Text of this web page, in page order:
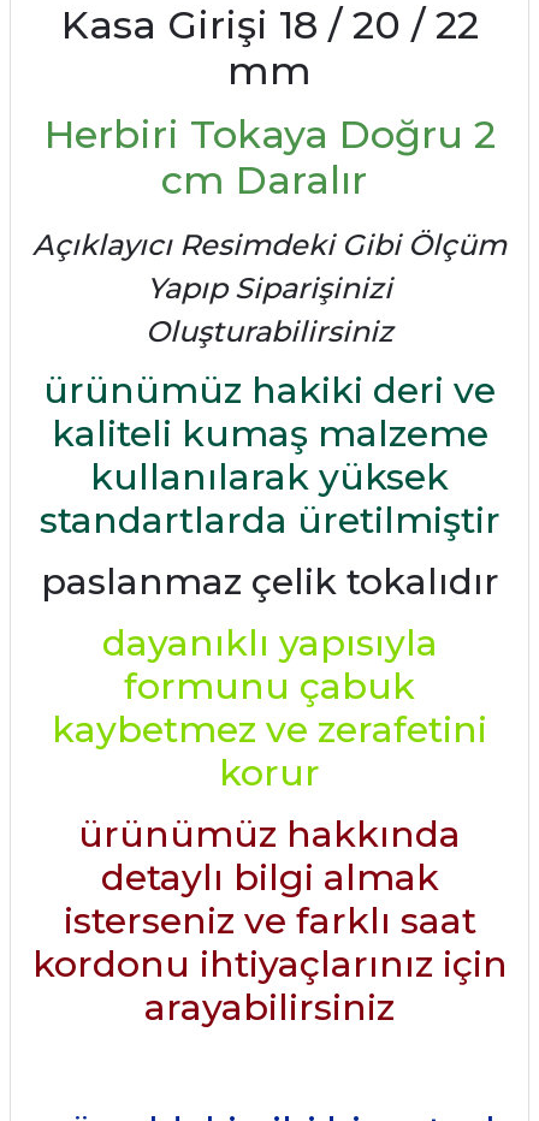
Kasa Girişi 18 / 20 / 22
mm
Herbiri Tokaya Doğru 2
cm Daralır
Açıklayıcı Resimdeki Gibi Ölçüm
Yapıp Siparişinizi
Oluşturabilirsiniz
ürünümüz hakiki deri ve
kaliteli kumaş malzeme
kullanılarak yüksek
standartlarda üretilmiştir
paslanmaz çelik tokalıdır
dayanıklı yapısıyla
formunu çabuk
kaybetmez ve zerafetini
korur
ürünümüz hakkında
detaylı bilgi almak
isterseniz ve farklı saat
kordonu ihtiyaçlarınız için
arayabilirsiniz